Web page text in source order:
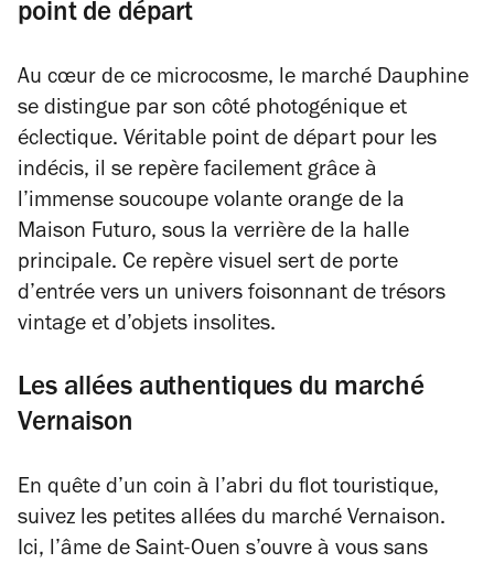
point de départ
Au cœur de ce microcosme, le marché Dauphine
se distingue par son côté photogénique et
éclectique. Véritable point de départ pour les
indécis, il se repère facilement grâce à
l’immense soucoupe volante orange de la
Maison Futuro, sous la verrière de la halle
principale. Ce repère visuel sert de porte
d’entrée vers un univers foisonnant de trésors
vintage et d’objets insolites.
Les allées authentiques du marché
Vernaison
En quête d’un coin à l’abri du flot touristique,
suivez les petites allées du marché Vernaison.
Ici, l’âme de Saint-Ouen s’ouvre à vous sans